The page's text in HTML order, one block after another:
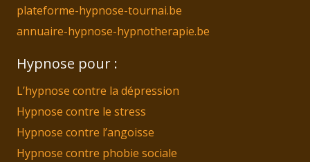
plateforme-hypnose-tournai.be
annuaire-hypnose-hypnotherapie.be
Hypnose pour :
L’hypnose contre la dépression
Hypnose contre le stress
Hypnose contre l’angoisse
Hypnose contre phobie sociale